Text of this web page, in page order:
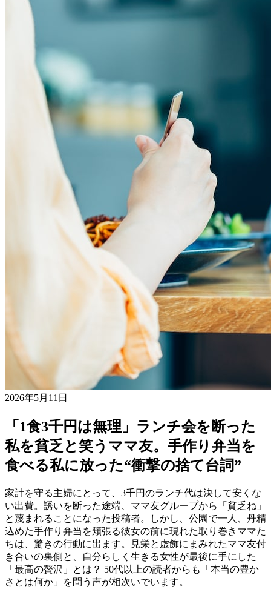
2026年5月11日
「1食3千円は無理」ランチ会を断った
私を貧乏と笑うママ友。手作り弁当を
食べる私に放った“衝撃の捨て台詞”
家計を守る主婦にとって、3千円のランチ代は決して安くな
い出費。誘いを断った途端、ママ友グループから「貧乏ね」
と蔑まれることになった投稿者。しかし、公園で一人、丹精
込めた手作り弁当を頬張る彼女の前に現れた取り巻きママた
ちは、驚きの行動に出ます。見栄と虚飾にまみれたママ友付
き合いの裏側と、自分らしく生きる女性が最後に手にした
「最高の贅沢」とは？ 50代以上の読者からも「本当の豊か
さとは何か」を問う声が相次いでいます。